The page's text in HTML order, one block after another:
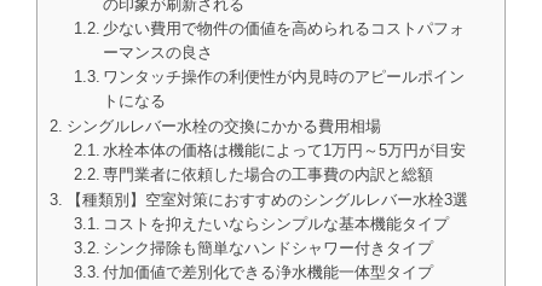
の印象が刷新される
少ない費用で物件の価値を高められるコストパフォ
ーマンスの良さ
ワンタッチ操作の利便性が内見時のアピールポイン
トになる
シングルレバー水栓の交換にかかる費用相場
水栓本体の価格は機能によって1万円～5万円が目安
専門業者に依頼した場合の工事費の内訳と総額
【種類別】空室対策におすすめのシングルレバー水栓3選
コストを抑えたいならシンプルな基本機能タイプ
シンク掃除も簡単なハンドシャワー付きタイプ
付加価値で差別化できる浄水機能一体型タイプ